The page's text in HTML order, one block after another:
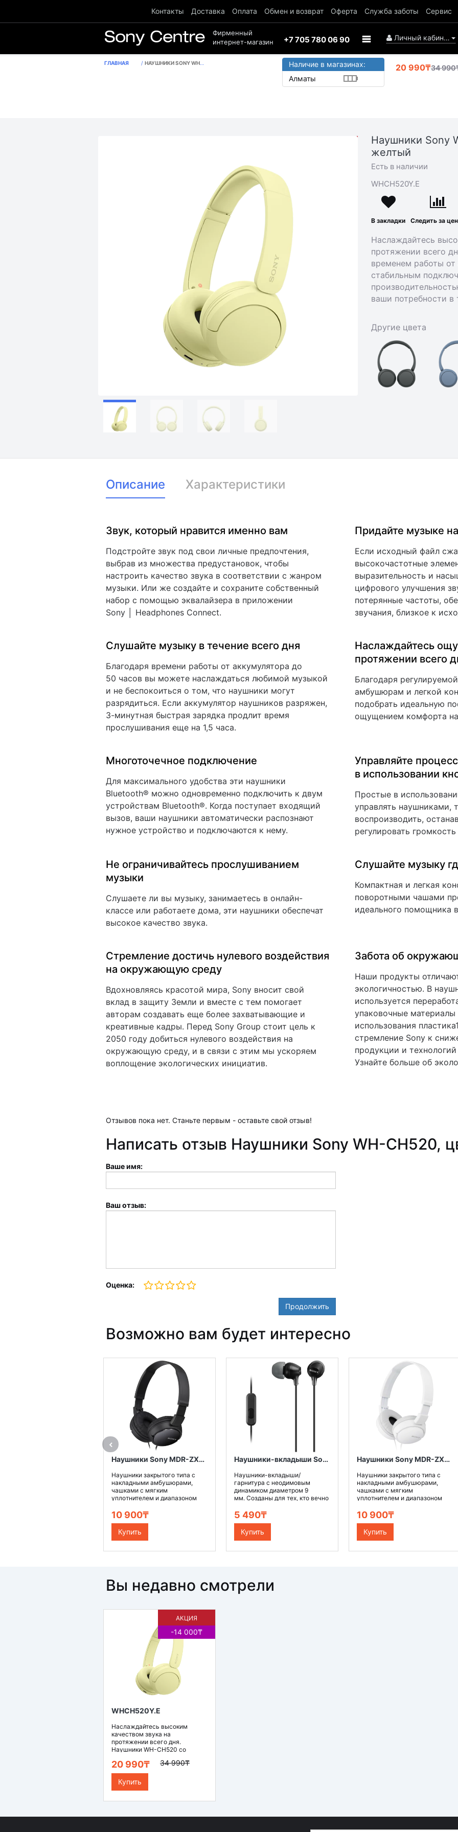
Контакты Доставка Оплата Обмен и возврат Оферта Служба заботы Сервис
Фирменный
интернет-магазин
+7 705 780 06 90 Личный кабинет
ГЛАВНАЯ НАУШНИКИ SONY WH-CH520, ЦВЕТ ЖЕЛТЫЙ
Наличие в магазинах:
Алматы
20 990₸34
Наушники Sony
желтый
Есть в наличии
WHCH520Y.E
В закладки Следить за
Наслаждайтесь
протяжении всего
временем работы от
стабильным
ваши потребности в
Другие цвета
Описание Характеристики
Звук, который нравится именно вам
Подстройте звук под свои личные предпочтения,
выбрав из множества предустановок, чтобы
настроить качество звука в соответствии с жанром
музыки. Или же создайте и сохраните собственный
набор с помощью эквалайзера в приложении
Sony │ Headphones Connect.
Придайте музыке
Если исходный файл
высокочастотные
выразительность и
цифрового улучшения
потерянные частоты,
звучания, близкое к
Слушайте музыку в течение всего дня
Благодаря времени работы от аккумулятора до
50 часов вы можете наслаждаться любимой музыкой
и не беспокоиться о том, что наушники могут
разрядиться. Если аккумулятор наушников разряжен,
3-минутная быстрая зарядка продлит время
прослушивания еще на 1,5 часа.
Наслаждайтесь
протяжении всего
Благодаря
амбушюрам и легкой
подобрать идеальную
ощущением комфорта
Многоточечное подключение
Для максимального удобства эти наушники
Bluetooth® можно одновременно подключить к двум
устройствам Bluetooth®. Когда поступает входящий
вызов, ваши наушники автоматически распознают
нужное устройство и подключаются к нему.
Управляйте
в использовании
Простые в
управлять наушниками,
воспроизводить,
регулировать
Не ограничивайтесь прослушиванием
музыки
Слушаете ли вы музыку, занимаетесь в онлайн-
классе или работаете дома, эти наушники обеспечат
высокое качество звука.
Слушайте музыку
Компактная и легкая
поворотными чашами
идеального помощника
Стремление достичь нулевого воздействия
на окружающую среду
Вдохновляясь красотой мира, Sony вносит свой
вклад в защиту Земли и вместе с тем помогает
авторам создавать еще более захватывающие и
креативные кадры. Перед Sony Group стоит цель к
2050 году добиться нулевого воздействия на
окружающую среду, и в связи с этим мы ускоряем
воплощение экологических инициатив.
Забота об
Наши продукты
экологичностью. В
используется
упаковочные материалы
использования
стремление Sony к
продукции и
Узнайте больше об
Отзывов пока нет. Станьте первым - оставьте свой отзыв!
Написать отзыв Наушники Sony WH-CH520,
Ваше имя:
Ваш отзыв:
Оценка:
Продолжить
Возможно вам будет интересно
Наушники Sony MDR-ZX110, цвет черный
Наушники закрытого типа с
накладными амбушюрами,
чашками с мягким
уплотнителем и диапазоном
10 900₸
Купить
Наушники-вкладыши Sony MDR-EX15AP, цвет чёрный
Наушники-вкладыши/
гарнитура c неодимовым
динамиком диаметром 9
мм. Созданы для тех, кто вечно
5 490₸
Купить
Наушники Sony MDR-ZX110, цвет белый
Наушники закрытого типа с
накладными амбушюрами,
чашками с мягким
уплотнителем и диапазоном
10 900₸
Купить
Вы недавно смотрели
АКЦИЯ
-14 000₸
WHCH520Y.E
Наслаждайтесь высоким
качеством звука на
протяжении всего дня.
Наушники WH-CH520 со
20 990₸ 34 990₸
Купить